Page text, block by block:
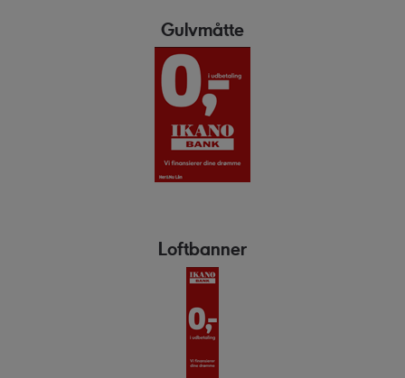
Gulvmåtte
Loftbanner